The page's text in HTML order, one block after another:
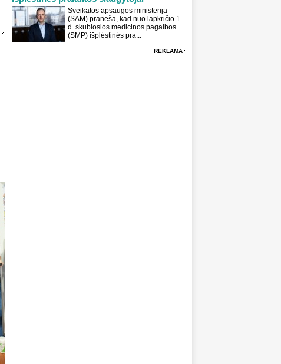
Sveikatos apsaugos ministerija
(SAM) praneša, kad nuo lapkričio 1
d. skubiosios medicinos pagalbos
(SMP) išplėstinės pra...
REKLAMA